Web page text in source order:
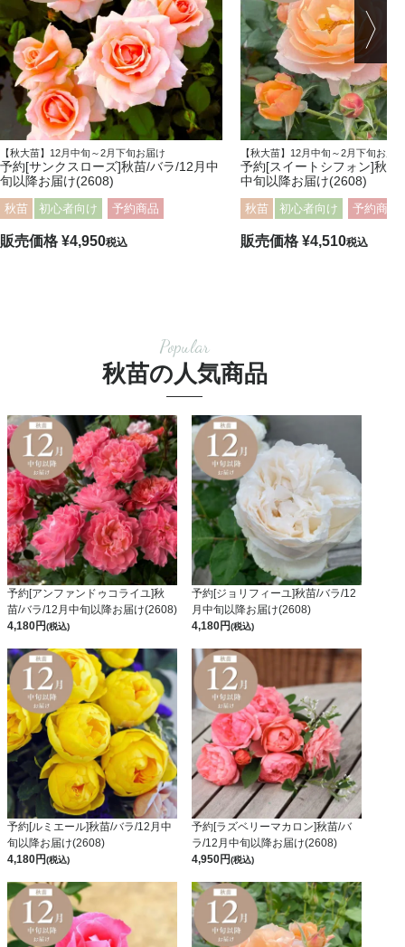
【秋大苗】12月中旬～2月下旬お届け
予約[サンクスローズ]秋苗/バラ/12月中
旬以降お届け(2608)
秋苗 初心者向け 予約商品
販売価格 ¥4,950税込
【秋大苗】12月中旬～2月下旬お届
予約[スイートシフォン]秋苗
中旬以降お届け(2608)
秋苗 初心者向け 予約商品
販売価格 ¥4,510税込
Popular
秋苗の人気商品
予約[アンファンドゥコライユ]秋
苗/バラ/12月中旬以降お届け(2608)
4,180
(税込)
予約[ジョリフィーユ]秋苗/バラ/12
月中旬以降お届け(2608)
4,180
(税込)
予約[ルミエール]秋苗/バラ/12月中
旬以降お届け(2608)
4,180
(税込)
予約[ラズベリーマカロン]秋苗/バ
ラ/12月中旬以降お届け(2608)
4,950
(税込)